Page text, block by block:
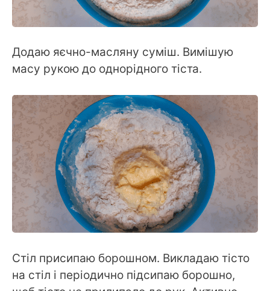
Додаю яєчно-масляну суміш. Вимішую
масу рукою до однорідного тіста.
Стіл присипаю борошном. Викладаю тісто
на стіл і періодично підсипаю борошно,